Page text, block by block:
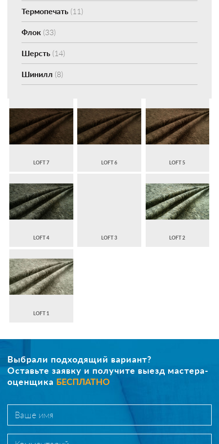
Термопечать (11)
Флок (33)
Шерсть (14)
Шинилл (8)
LOFT 7 LOFT 6 LOFT 5
LOFT 4 LOFT 3 LOFT 2
LOFT 1
Выбрали подходящий вариант?
Оставьте заявку и получите выезд мастера-
оценщика БЕСПЛАТНО